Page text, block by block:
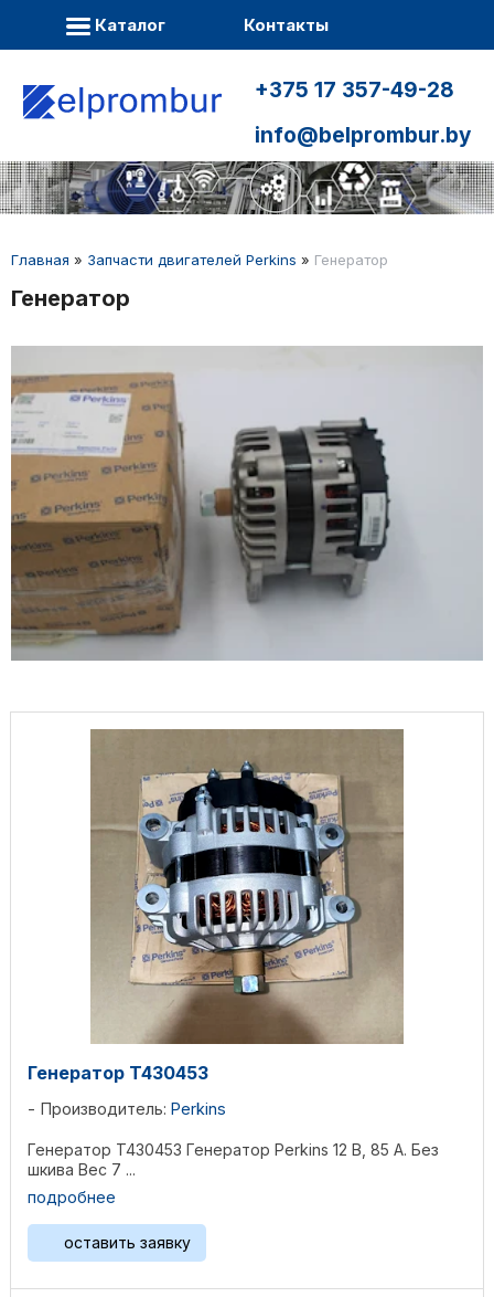
Каталог Контакты
+375 17 357-49-28
info@belprombur.by
Главная » Запчасти двигателей Perkins » Генератор
Генератор
Генератор T430453
Производитель: Perkins
Генератор T430453 Генератор Perkins 12 В, 85 А. Без
шкива Bec 7 ...
подробнее
оставить заявку